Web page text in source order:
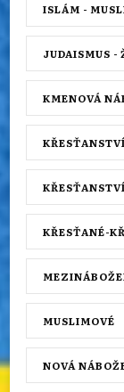
ISLÁM -
JUDAISMUS -
KMENOVÁ
KŘESŤANÉ-
MUSLIMOVÉ
NOVÁ